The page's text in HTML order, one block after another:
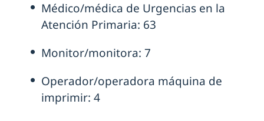
Médico/médica de Urgencias en la
Atención Primaria: 63
Monitor/monitora: 7
Operador/operadora máquina de
imprimir: 4